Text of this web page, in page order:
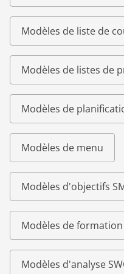
Modèles de liste de
Modèles de listes de
Modèles de
Modèles de menu
Modèles d'objectifs
Modèles de
Modèles d'analyse